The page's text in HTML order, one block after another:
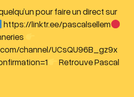
pour faire un direct sur
https://linktr.ee/pascalsellem
channel/UCsQU96B_gz9x
Retrouve Pascal